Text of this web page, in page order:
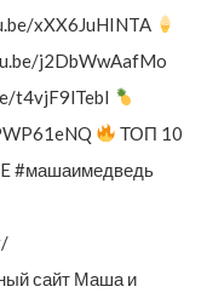
xXX6JuHINTA
j2DbWwAafMo
t4vjF9lTebI
ТОП 10
#машаимедведь
сайт Маша и